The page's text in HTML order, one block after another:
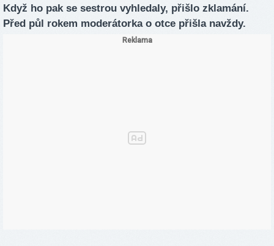
Když ho pak se sestrou vyhledaly, přišlo zklamání.
Před půl rokem moderátorka o otce přišla navždy.